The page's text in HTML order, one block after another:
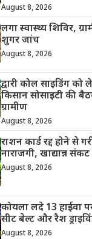
August 8, 2026
लगा स्वास्थ्य शिविर,
शुगर जांच
August 8, 2026
द्वारी कोल साइडिंग
किसान सोसाइटी की
ग्रामीण
August 8, 2026
राशन कार्ड रद्द होने से
नाराजगी, खाद्यान्न
August 8, 2026
कोयला लदे 13 हाईवा पर
सीट बेल्ट और रैश
August 8, 2026